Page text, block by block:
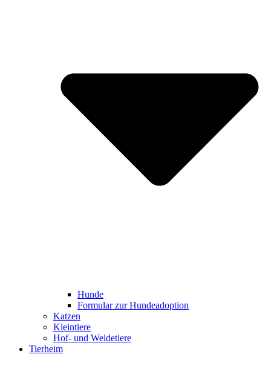
Hunde
Formular zur Hundeadoption
Katzen
Kleintiere
Hof- und Weidetiere
Tierheim